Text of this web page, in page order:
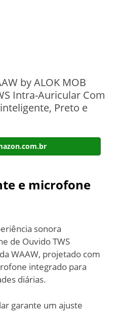
by ALOK MOB
Intra-Auricular Com
Preto e
e microfone
sonora
de Ouvido TWS
WAAW, projetado com
integrado para
diárias.
garante um ajuste